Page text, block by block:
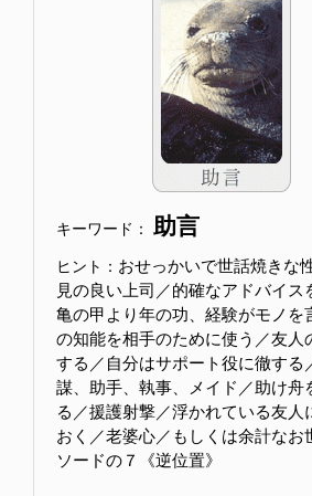
キーワード： 助言
ヒント： おせっかいで世話焼きな
見の良い上司／的確なアドバイス
亀の甲より年の功、経験がモノを
の知能を相手のために使う／友人
する／自分はサポート役に徹する
謀、助手、執事、メイド／助け舟
る／援護射撃／浮かれている友人
おく／老婆心／もしくは余計なお
ソードの７《逆位置》